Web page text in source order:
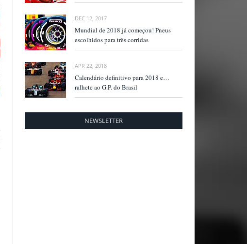
DEC 12, 2017
Mundial de 2018 já começou! Pneus
escolhidos para três corridas
APR 22, 2018
Calendário definitivo para 2018 e…
ralhete ao G.P. do Brasil
NEWSLETTER